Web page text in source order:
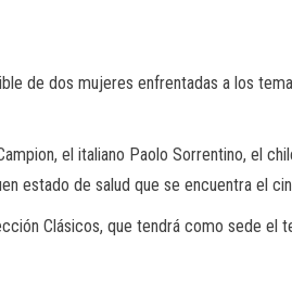
de dos mujeres enfrentadas a los
el italiano Paolo Sorrentino, el
estado de salud que se encuentra el
Clásicos, que tendrá como sede el